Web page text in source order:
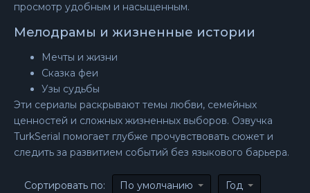
просмотр удобным и насыщенным.
Мелодрамы и жизненные истории
Мечты и жизни
Сказка феи
Узы судьбы
Эти сериалы раскрывают темы любви, семейных
ценностей и сложных жизненных выборов. Озвучка
TurkSerial помогает глубже прочувствовать сюжет и
следить за развитием событий без языкового барьера.
Сортировать по: По умолчанию Год